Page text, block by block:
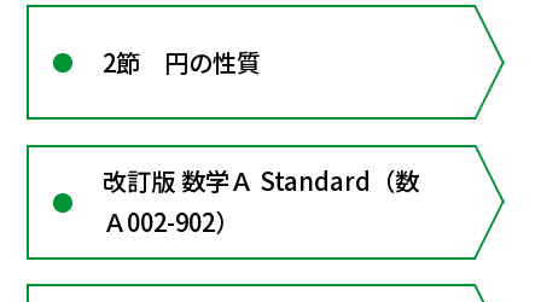
2節 円の性質
改訂版 数学Ａ Standard（数
Ａ002-902）